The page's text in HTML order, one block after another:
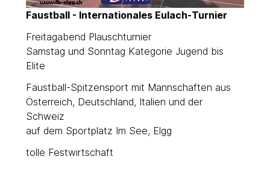
Faustball - Internationales Eulach-Turnier
Freitagabend Plauschturnier
Samstag und Sonntag Kategorie Jugend bis
Elite
Faustball-Spitzensport mit Mannschaften aus
Österreich, Deutschland, Italien und der
Schweiz
auf dem Sportplatz Im See, Elgg
tolle Festwirtschaft